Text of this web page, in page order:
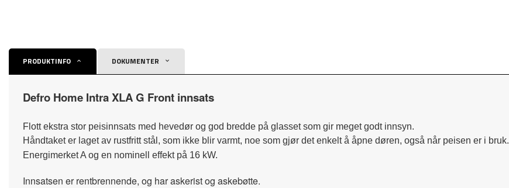
PRODUKTINFO DOKUMENTER
Defro Home Intra XLA G Front innsats
Flott ekstra stor peisinnsats med hevedør og god bredde på glasset som gir meget godt innsyn.
Håndtaket er laget av rustfritt stål, som ikke blir varmt, noe som gjør det enkelt å åpne døren, også når peisen er i bruk.
Energimerket A og en nominell effekt på 16 kW.
Innsatsen er rentbrennende, og har askerist og askebøtte.